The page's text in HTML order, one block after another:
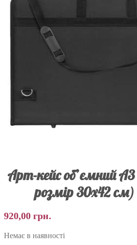
Арт-кейс об’ємний
розмір 30х42
920,00 грн.
Немає в наявності